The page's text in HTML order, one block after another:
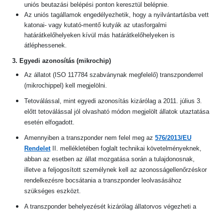
uniós beutazási belépési ponton keresztül belépnie.
Az uniós tagállamok engedélyezhetik, hogy a nyilvántartásba vett
katonai- vagy kutató-mentő kutyák az utasforgalmi
határátkelőhelyeken kívül más határátkelőhelyeken is
átléphessenek.
3. Egyedi azonosítás (mikrochip)
Az állatot (ISO 117784 szabványnak megfelelő) transzponderrel
(mikrochippel) kell megjelölni.
Tetoválással, mint egyedi azonosítás kizárólag a 2011. július 3.
előtt tetoválással jól olvasható módon megjelölt állatok utaztatása
esetén elfogadott.
Amennyiben a transzponder nem felel meg az 576/2013/EU
RendeletII. mellékletében foglalt technikai követelményeknek,
abban az esetben az állat mozgatása során a tulajdonosnak,
illetve a feljogosított személynek kell az azonosságellenőrzéskor
rendelkezésre bocsátania a transzponder leolvasásához
szükséges eszközt.
A transzponder behelyezését kizárólag állatorvos végezheti a